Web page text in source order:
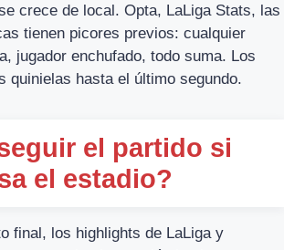
crece de local. Opta, LaLiga Stats, las
tienen picores previos: cualquier
jugador enchufado, todo suma. Los
quinielas hasta el último segundo.
el partido si
el estadio?
final, los highlights de LaLiga y